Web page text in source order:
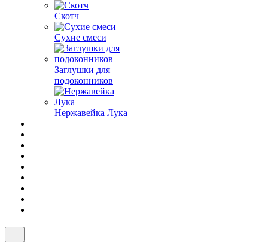
Скотч
Сухие смеси
Заглушки для
подоконников
Нержавейка Лука